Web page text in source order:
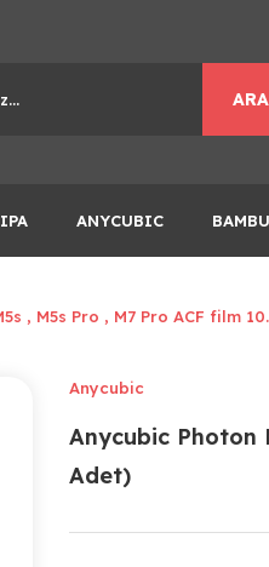
ARA
IPA ANYCUBIC
, M5s Pro , M7 Pro ACF film
Anycubic
Anycubic Photon
Adet)